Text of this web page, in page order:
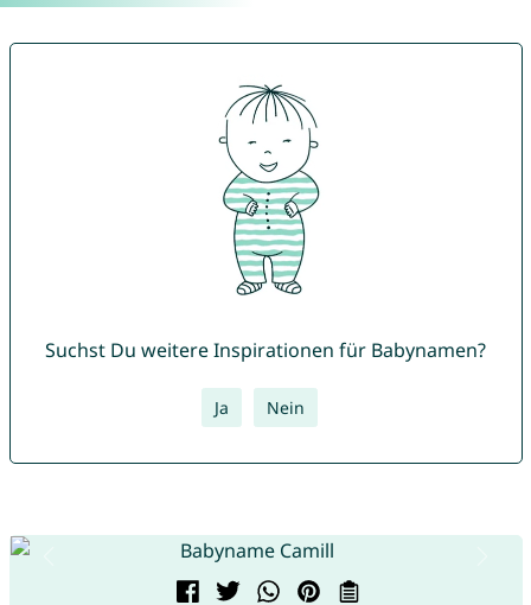
Suchst Du weitere Inspirationen für Babynamen?
Ja Nein